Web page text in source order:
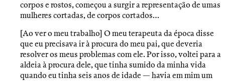
corpos e rostos, começou a surgir a representação de umas
mulheres cortadas, de corpos cortados…
[Ao ver o meu trabalho] O meu terapeuta da época disse
que eu precisava ir à procura do meu pai, que deveria
resolver os meus problemas com ele. Por isso, voltei para a
aldeia à procura dele, que tinha sumido da minha vida
quando eu tinha seis anos de idade — havia em mim um